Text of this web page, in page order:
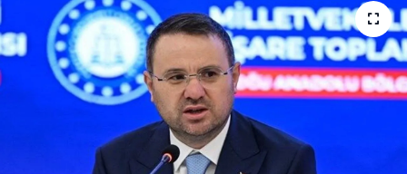
TV VE SİNEMA
BASKETBOL
GENEL